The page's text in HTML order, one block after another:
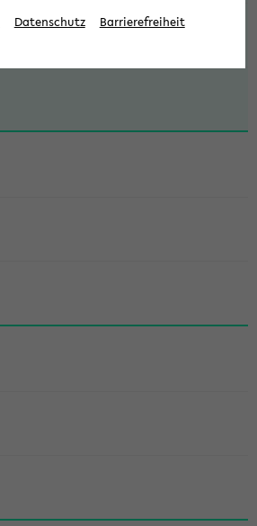
Datenschutz Barrierefreiheit